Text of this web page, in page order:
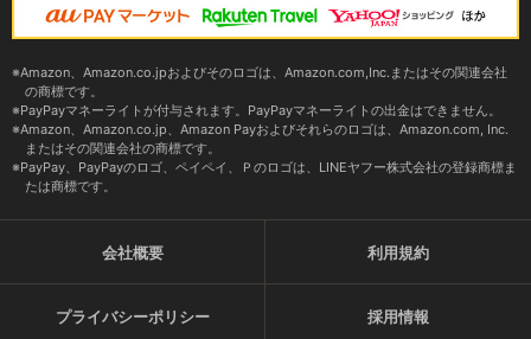
Amazon、Amazon.co.jpおよびそのロゴは、Amazon.com,Inc.またはその関連会社
の商標です。
PayPayマネーライトが付与されます。PayPayマネーライトの出金はできません。
Amazon、Amazon.co.jp、Amazon Payおよびそれらのロゴは、Amazon.com, Inc.
またはその関連会社の商標です。
PayPay、PayPayのロゴ、ペイペイ、Ｐのロゴは、LINEヤフー株式会社の登録商標ま
たは商標です。
会社概要 利用規約
プライバシーポリシー 採用情報